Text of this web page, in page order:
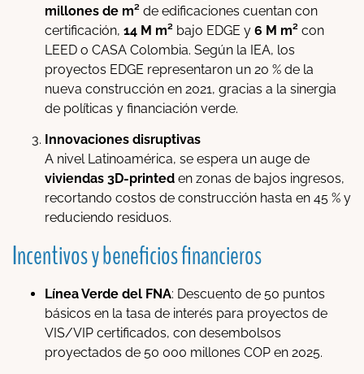
millones de m² de edificaciones cuentan con
certificación, 14 M m² bajo EDGE y 6 M m² con
LEED o CASA Colombia. Según la IEA, los
proyectos EDGE representaron un 20 % de la
nueva construcción en 2021, gracias a la sinergia
de políticas y financiación verde.
Innovaciones disruptivas
A nivel Latinoamérica, se espera un auge de
viviendas 3D-printed en zonas de bajos ingresos,
recortando costos de construcción hasta en 45 % y
reduciendo residuos.
Incentivos y beneficios financieros
Línea Verde del FNA: Descuento de 50 puntos
básicos en la tasa de interés para proyectos de
VIS/VIP certificados, con desembolsos
proyectados de 50 000 millones COP en 2025.